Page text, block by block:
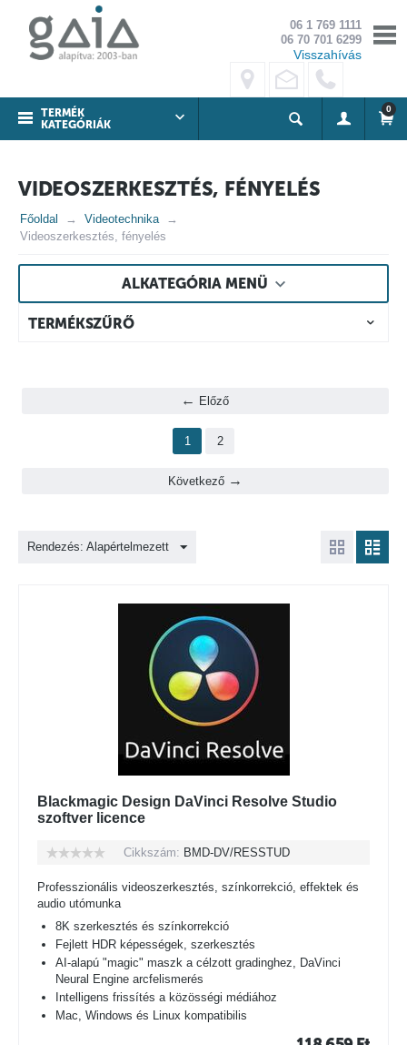
06 1 769 1111
06 70 701 6299
Visszahívás
TERMÉK
KATEGÓRIÁK
0
VIDEOSZERKESZTÉS, FÉNYELÉS
Főoldal
Videotechnika
Videoszerkesztés, fényelés
ALKATEGÓRIA MENÜ
TERMÉKSZŰRŐ
Előző
1 2
Következő
Rendezés: Alapértelmezett
Blackmagic Design DaVinci Resolve Studio
szoftver licence
Cikkszám: BMD-DV/RESSTUD
Professzionális videoszerkesztés, színkorrekció, effektek és
audio utómunka
8K szerkesztés és színkorrekció
Fejlett HDR képességek, szerkesztés
AI-alapú "magic" maszk a célzott gradinghez, DaVinci
Neural Engine arcfelismerés
Intelligens frissítés a közösségi médiához
Mac, Windows és Linux kompatibilis